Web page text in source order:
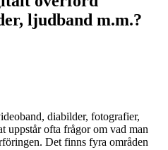
ljudband m.m.?
diabilder, fotografier,
uppstår ofta frågor om vad man
Det finns fyra områden